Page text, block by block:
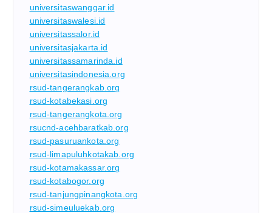
universitaswanggar.id
universitaswalesi.id
universitassalor.id
universitasjakarta.id
universitassamarinda.id
universitasindonesia.org
rsud-tangerangkab.org
rsud-kotabekasi.org
rsud-tangerangkota.org
rsucnd-acehbaratkab.org
rsud-pasuruankota.org
rsud-limapuluhkotakab.org
rsud-kotamakassar.org
rsud-kotabogor.org
rsud-tanjungpinangkota.org
rsud-simeuluekab.org